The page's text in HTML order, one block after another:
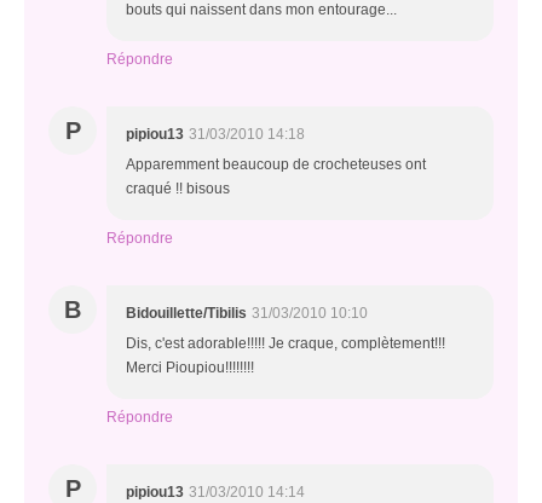
bouts qui naissent dans mon entourage...
Répondre
P pipiou13 31/03/2010 14:18
Apparemment beaucoup de crocheteuses ont
craqué !! bisous
Répondre
B Bidouillette/Tibilis 31/03/2010 10:10
Dis, c'est adorable!!!!! Je craque, complètement!!!
Merci Pioupiou!!!!!!!!
Répondre
P pipiou13 31/03/2010 14:14